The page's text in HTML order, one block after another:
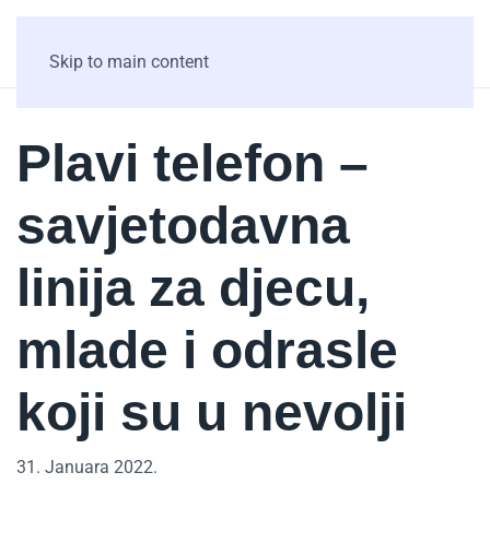
Skip to main content
Plavi telefon –
savjetodavna
linija za djecu,
mlade i odrasle
koji su u nevolji
31. Januara 2022.